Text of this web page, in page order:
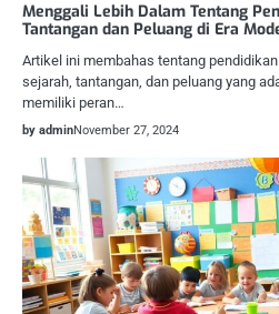
Menggali Lebih Dalam Tentang
Tantangan dan Peluang di Era
Artikel ini membahas tentang
sejarah, tantangan, dan peluang yang
memiliki peran…
by adminNovember 27, 2024